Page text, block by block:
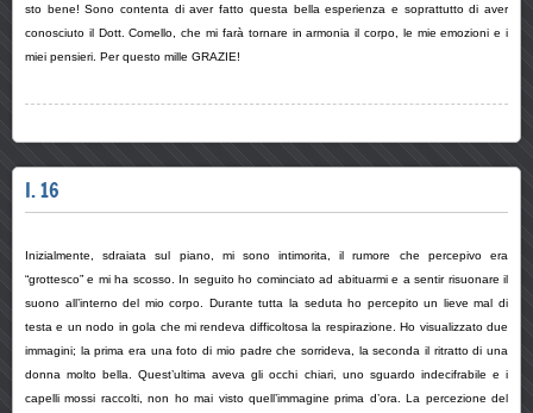
sto bene! Sono contenta di aver fatto questa bella esperienza e soprattutto di aver
conosciuto il Dott. Comello, che mi farà tornare in armonia il corpo, le mie emozioni e i
miei pensieri. Per questo mille GRAZIE!
I. 16
Inizialmente, sdraiata sul piano, mi sono intimorita, il rumore che percepivo era
“grottesco” e mi ha scosso. In seguito ho cominciato ad abituarmi e a sentir risuonare il
suono all’interno del mio corpo. Durante tutta la seduta ho percepito un lieve mal di
testa e un nodo in gola che mi rendeva difficoltosa la respirazione. Ho visualizzato due
immagini; la prima era una foto di mio padre che sorrideva, la seconda il ritratto di una
donna molto bella. Quest’ultima aveva gli occhi chiari, uno sguardo indecifrabile e i
capelli mossi raccolti, non ho mai visto quell’immagine prima d’ora. La percezione del